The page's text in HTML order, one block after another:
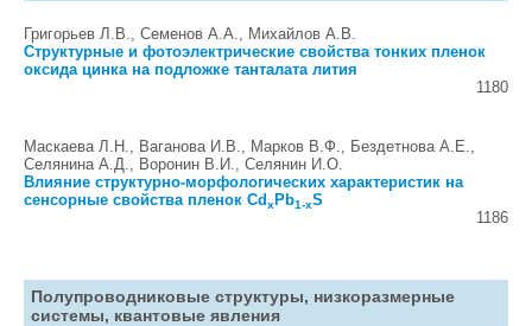
Григорьев Л.В., Семенов А.А., Михайлов А.В.
Структурные и фотоэлектрические свойства тонких пленок
оксида цинка на подложке танталата лития
1180
Маскаева Л.Н., Ваганова И.В., Марков В.Ф., Бездетнова А.Е.,
Селянина А.Д., Воронин В.И., Селянин И.О.
Влияние структурно-морфологических характеристик на
сенсорные свойства пленок Cdx Pb1-xS
1186
Полупроводниковые структуры, низкоразмерные
системы, квантовые явления